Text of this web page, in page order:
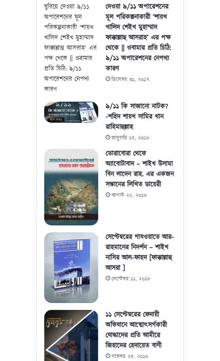
দেওয়া ৯/১১ অপারেশনের
মূল পরিকল্পনাকারী ‘শায়খ
খালিদ শেইখ মুহাম্মাদ
ফাক্কাল্লাহু আসরাহ’ এর পক্ষ
থেকে || ওবামার প্রতি চিঠি:
৯/১১ অপারেশনের নেপথ্য
কারণ
ডিসেম্বর ৩১, ২০১৭
৯/১১ কি সাজানো নাটক?
-শহিদ শায়খ সামির খান
রাহিমাহুল্লাহ
জানুয়ারি ১৫, ২০১৮
তোরাবোরা থেকে
অ্যাবোটাবাদ – শাইখ উসামা
বিন লাদেন রাহ. এর একজন
সন্তানের লিখিত ডায়েরী
আগস্ট ২২, ২০১৮
সেপ্টেম্বরের গাযওয়াতে আর-
রাহমানের নিদর্শন – শাইখ
নাসির আল-ফাহদ [ফাক্কাল্লাহু
আসরা ]
সেপ্টেম্বর ১১, ২০১৮
১১ সেপ্টেম্বরের ফেদায়ী
অভিযানে আত্মোৎসর্গকারী
যোদ্ধাদের প্রতি আমীরে
জিহাদের হেদায়েত বাণী
নভেম্বর ২৫, ২০১৮